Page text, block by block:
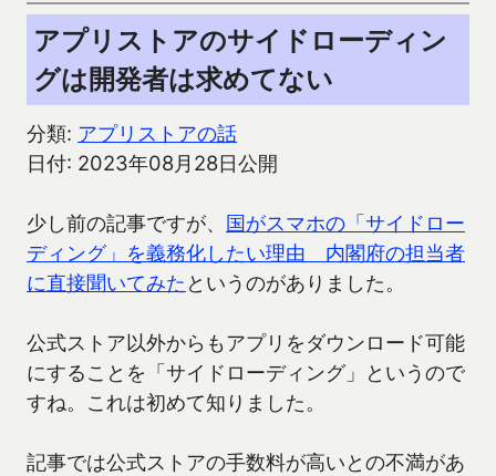
アプリストアのサイドローディン
グは開発者は求めてない
分類: アプリストアの話
日付: 2023年08月28日公開
少し前の記事ですが、 国がスマホの「サイドロー
ディング」を義務化したい理由 内閣府の担当者
に直接聞いてみた というのがありました。
公式ストア以外からもアプリをダウンロード可能
にすることを「サイドローディング」というので
すね。これは初めて知りました。
記事では公式ストアの手数料が高いとの不満があ